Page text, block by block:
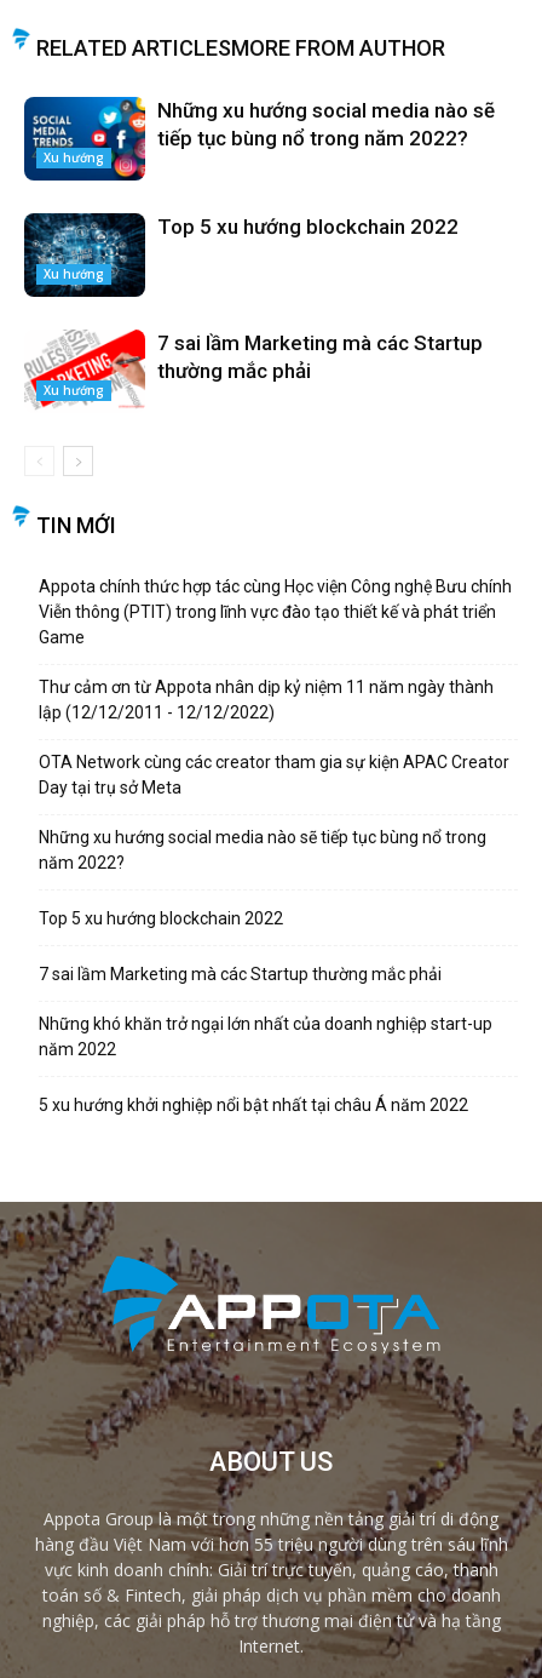
RELATED ARTICLESMORE FROM AUTHOR
Xu hướng
Những xu hướng social media nào sẽ
tiếp tục bùng nổ trong năm 2022?
Xu hướng
Top 5 xu hướng blockchain 2022
Xu hướng
7 sai lầm Marketing mà các Startup
thường mắc phải
TIN MỚI
Appota chính thức hợp tác cùng Học viện Công nghệ Bưu chính
Viễn thông (PTIT) trong lĩnh vực đào tạo thiết kế và phát triển
Game
Thư cảm ơn từ Appota nhân dịp kỷ niệm 11 năm ngày thành
lập (12/12/2011 - 12/12/2022)
OTA Network cùng các creator tham gia sự kiện APAC Creator
Day tại trụ sở Meta
Những xu hướng social media nào sẽ tiếp tục bùng nổ trong
năm 2022?
Top 5 xu hướng blockchain 2022
7 sai lầm Marketing mà các Startup thường mắc phải
Những khó khăn trở ngại lớn nhất của doanh nghiệp start-up
năm 2022
5 xu hướng khởi nghiệp nổi bật nhất tại châu Á năm 2022
ABOUT US
Appota Group là một trong những nền tảng giải trí di động
hàng đầu Việt Nam với hơn 55 triệu người dùng trên sáu lĩnh
vực kinh doanh chính: Giải trí trực tuyến, quảng cáo, thanh
toán số & Fintech, giải pháp dịch vụ phần mềm cho doanh
nghiệp, các giải pháp hỗ trợ thương mại điện tử và hạ tầng
Internet.